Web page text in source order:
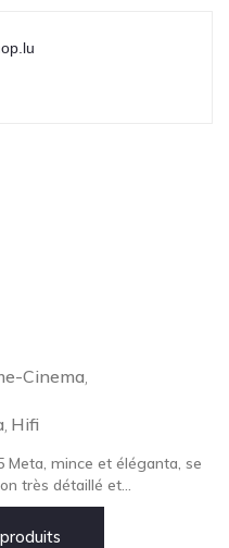
Cinema
Hifi
Meta, mince et éléganta, se
très détaillé et...